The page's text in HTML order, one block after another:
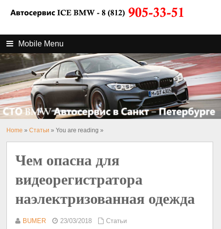
Mobile Menu
Home »Статьи » You are reading »
Чем опасна для
видеорегистратора
наэлектризованная одежда
BUMER 23/03/2018 Статьи